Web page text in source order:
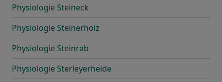
Physiologie Steineck
Physiologie Steinerholz
Physiologie Steinrab
Physiologie Sterleyerheide